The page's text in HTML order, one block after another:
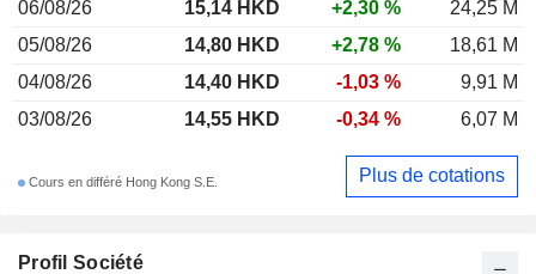
Profil Société
06/08/26
15,14 HKD +2,30 %
24,25 M
05/08/26
14,80 HKD +2,78 %
18,61 M
04/08/26
14,40 HKD -1,03 %
9,91 M
03/08/26
14,55 HKD -0,34 % 6,07 M
Cours en différé Hong Kong S.E. Plus de cotations